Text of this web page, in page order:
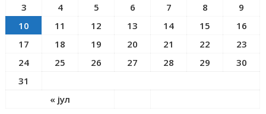
« јул
3
4 5 6 7 8
9
10
11 12 13 14 15
16
17
18 19 20 21 22
23
24
25 26 27 28 29
30
31